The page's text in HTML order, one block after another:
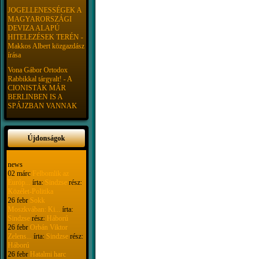
JOGELLENESSÉGEK A
MAGYARORSZÁGI
DEVIZA ALAPÚ
HITELEZÉSEK TERÉN -
Makkos Albert közgazdász
írása
Vona Gábor Ortodox
Rabbikkal tárgyalt! - A
CIONISTÁK MÁR
BERLINBEN IS A
SPÁJZBAN VANNAK
Újdonságok
news
02 márc
Felbomlik az
Európ...
írta: Sindzse rész:
Közélet-Politika
26 febr Sokk
Moszkvában: Ki...
írta:
Sindzse rész: Háború
26 febr Orbán Viktor
Zelens...
írta: Sindzse rész:
Háború
26 febr Hatalmi harc